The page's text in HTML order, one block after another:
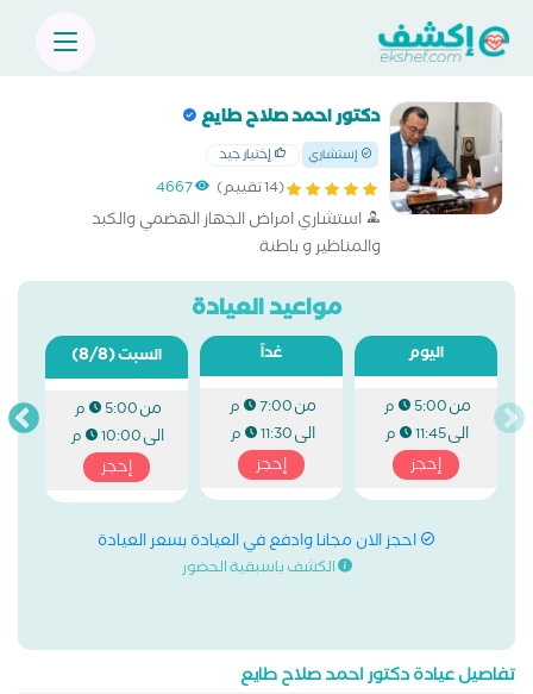
دكتور احمد صلاح طايع
إستشاري إختيار جيد
(14 تقييم) 4667
استشاري امراض الجهاز الهضمي والكبد
والمناظير و باطنة
مواعيد العيادة
اليوم
من5:00 م
الى11:45 م
إحجز
غداً
من7:00 م
الى11:30 م
إحجز
السبت(8/8)
من5:00 م
الى10:00 م
إحجز
احجز الان مجانا وادفع في العيادة بسعر العيادة
الكشف باسبقية الحضور
تفاصيل عيادة دكتور احمد صلاح طايع